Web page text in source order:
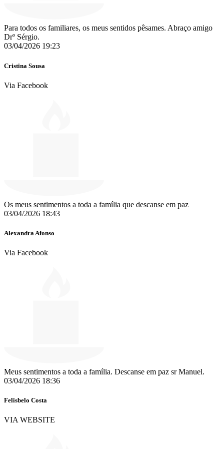
Para todos os familiares, os meus sentidos pêsames. Abraço amigo
Drº Sérgio.
03/04/2026 19:23
Cristina Sousa
Via Facebook
Os meus sentimentos a toda a família que descanse em paz
03/04/2026 18:43
Alexandra Afonso
Via Facebook
Meus sentimentos a toda a família. Descanse em paz sr Manuel.
03/04/2026 18:36
Felisbelo Costa
VIA WEBSITE